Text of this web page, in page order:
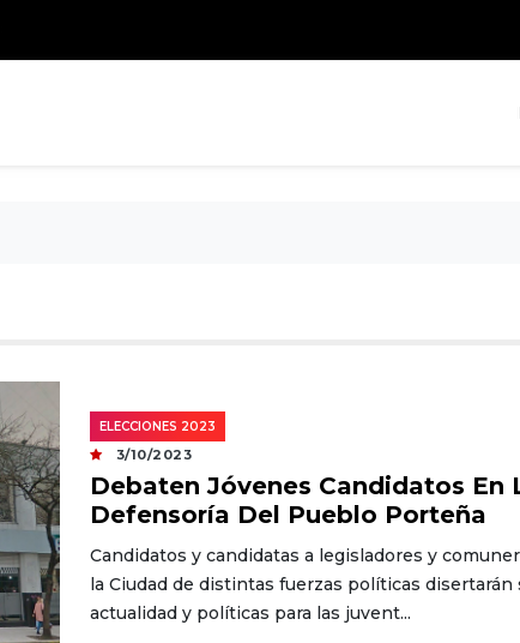
ELECCIONES 2023
3/10/2023
Debaten Jóvenes Candidatos En
Defensoría Del Pueblo Porteña
Candidatos y candidatas a legisladores y
la Ciudad de distintas fuerzas políticas disertarán
actualidad y políticas para las juvent...